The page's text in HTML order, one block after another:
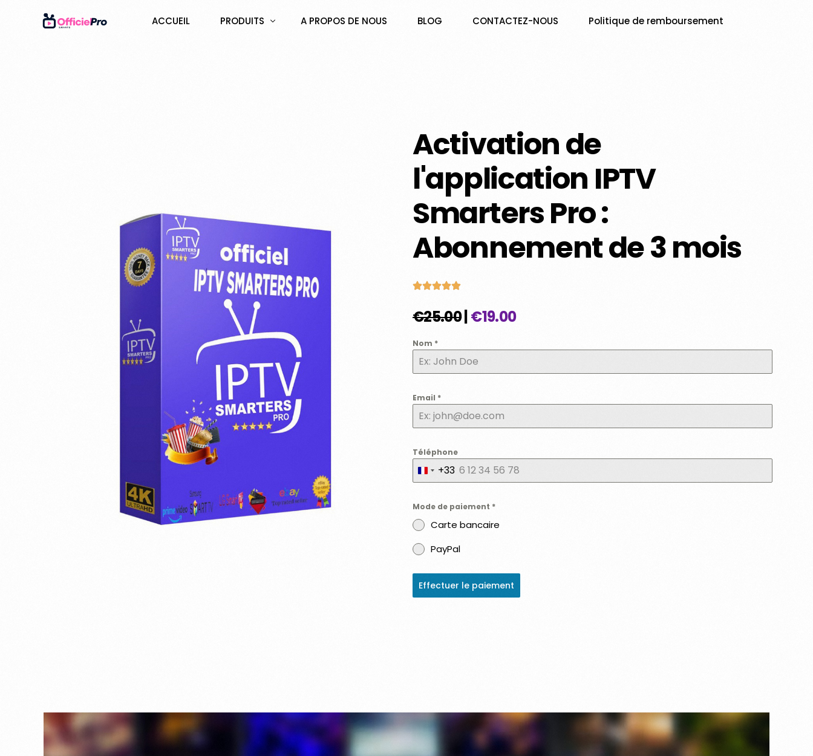
ACCUEIL PRODUITS
IPTV SMARTERS PRO – Abonnement 3 mois PREMIUM
IPTV SMARTERS PRO – Abonnement 6 mois PREMIUM
IPTV SMARTERS PRO – Abonnement 12 mois PREMIUM
IPTV SMARTERS PRO – Abonnement 24 mois PREMIUM
A PROPOS DE NOUS BLOG CONTACTEZ-NOUS Politique de remboursement
Activation de
l'application IPTV
Smarters Pro :
Abonnement de 3 mois
€25.00|€19.00
Nom *
Email *
Téléphone
France
+33
Mode de paiement *
Carte bancaire
PayPal
Effectuer le paiement